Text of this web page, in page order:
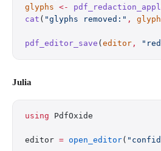
glyphs <-
cat ( "glyphs removed:" ,
pdf_editor_save ( editor ,
Julia
using PdfOxide
editor = open_editor(